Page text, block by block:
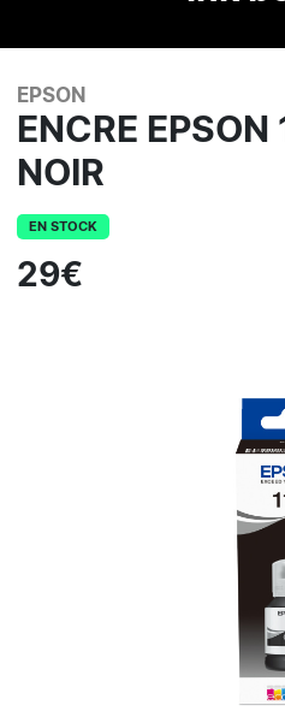
EPSON
ENCRE
NOIR
EN STOCK
29€